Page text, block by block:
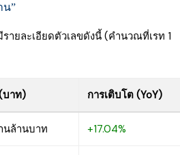
น”
ายละเอียดตัวเลขดังนี้ (คำนวณที่เรท 1
บาท) การเติบโต (YoY)
นล้านบาท +17.04%